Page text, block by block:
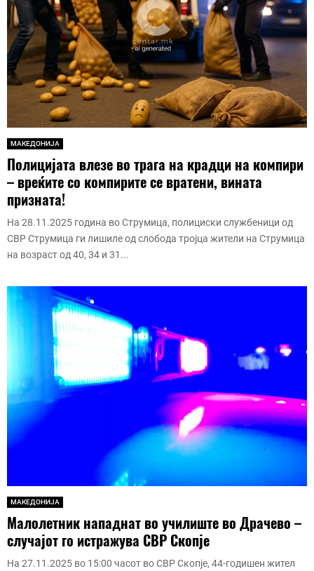
МАКЕДОНИЈА
Полицијата влезе во трага на крадци на компири
– вреќите со компирите се вратени, вината
призната!
На 28.11.2025 година во Струмица, полициски службеници од
СВР Струмица ги лишиле од слобода тројца жители на Струмица
на возраст од 40, 34 и 31...
МАКЕДОНИЈА
Малолетник нападнат во училиште во Драчево –
случајот го истражува СВР Скопје
На 27.11.2025 во 15:00 часот во СВР Скопје, 44-годишен жител